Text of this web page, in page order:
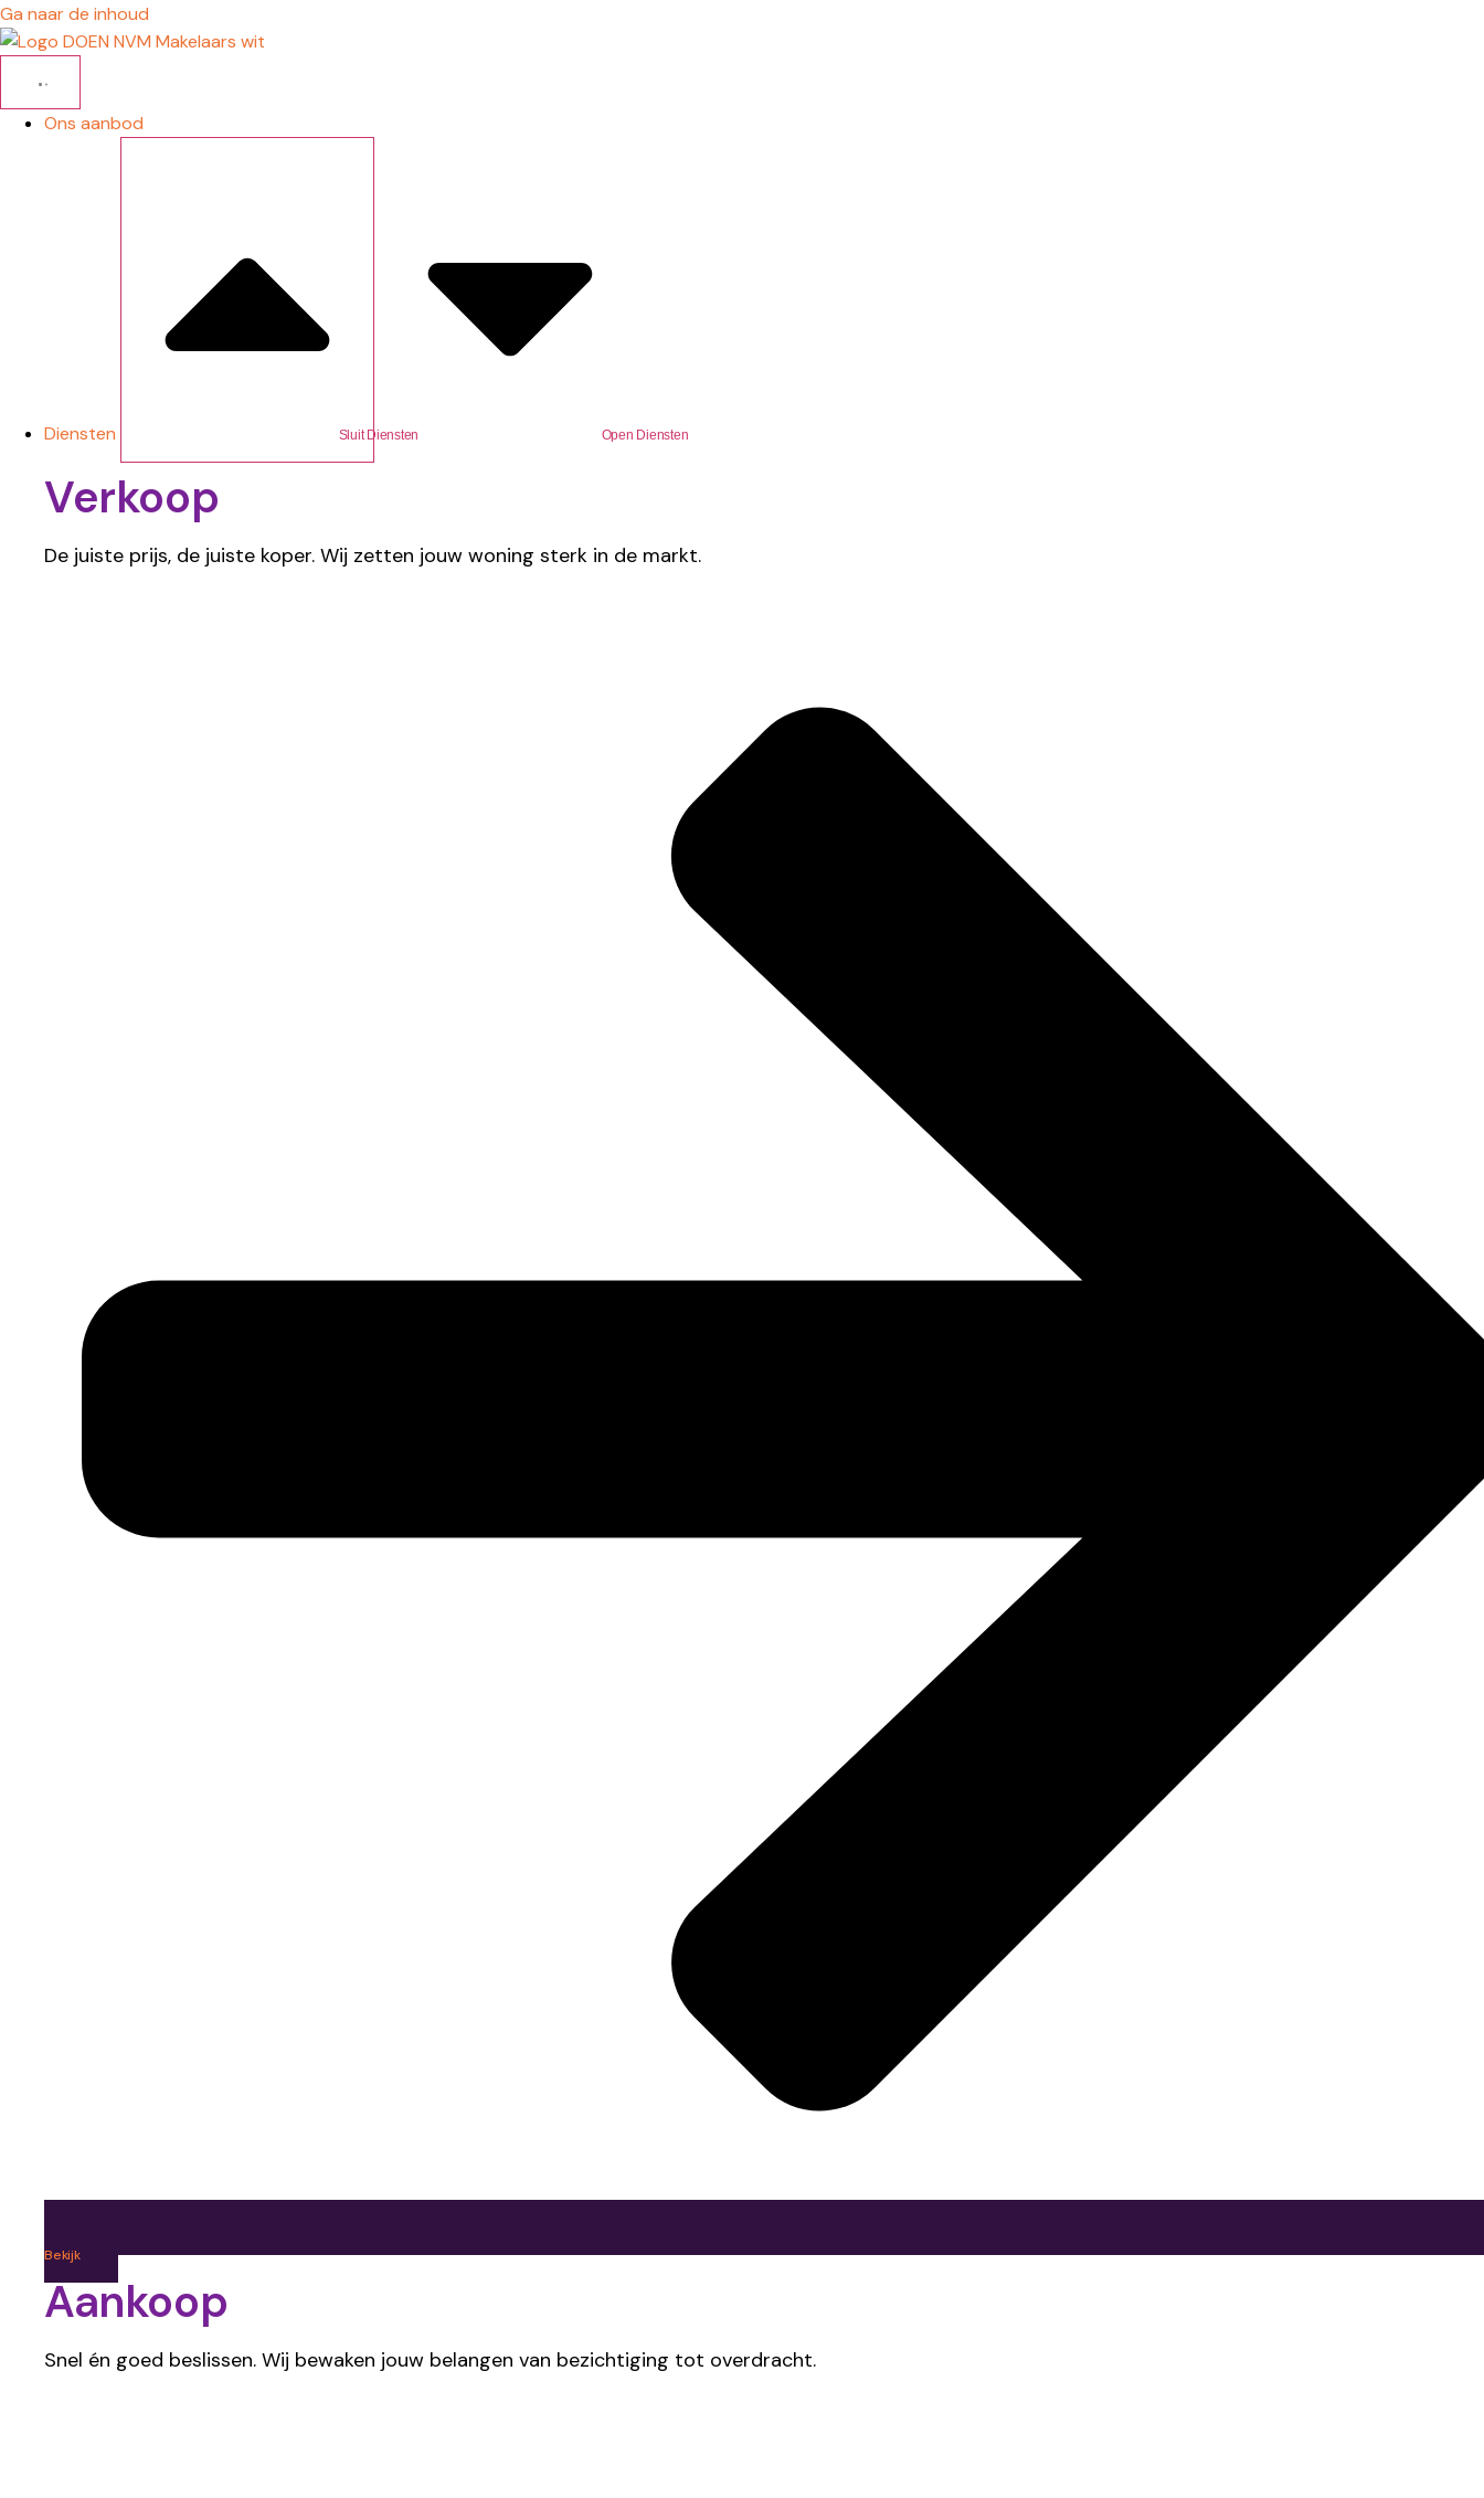
Ga naar de inhoud
Ons aanbod
Diensten Sluit Diensten Open Diensten
Verkoop
De juiste prijs, de juiste koper. Wij zetten jouw woning sterk in de markt.
Bekijk
Aankoop
Snel én goed beslissen. Wij bewaken jouw belangen van bezichtiging tot overdracht.